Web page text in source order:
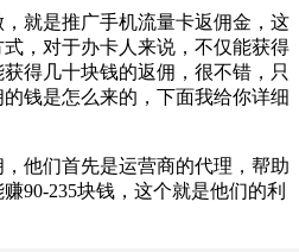
就是推广手机流量卡返佣金，这
，对于办卡人来说，不仅能获得
得几十块钱的返佣，很不错，只
钱是怎么来的，下面我给你详细
他们首先是运营商的代理，帮助
90-235块钱，这个就是他们的利